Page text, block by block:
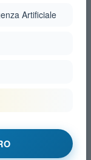
Artificiale